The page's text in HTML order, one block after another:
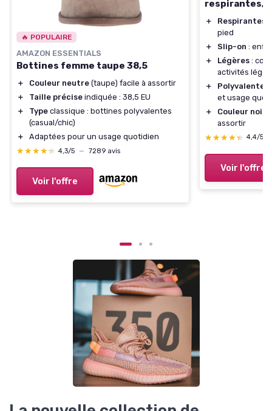
🔥 POPULAIRE
AMAZON ESSENTIALS
Bottines femme taupe 38,5
＋ Couleur neutre (taupe) facile à assortir
＋
Taille précise indiquée : 38,5 EU
＋
Type classique : bottines polyvalentes
(casual/chic)
＋
Adaptées pour un usage quotidien
★★★★★
★★★★★ 4,3/5 — 7289 avis
Voir l'offre
respirantes,
＋ Respirantes
pied
＋
Slip-on :
＋
Légères :
activités
＋
Polyvalentes
et usage
＋
Couleur noire
assortir
★★★★★
★★★★★ 4,4/5
Voir l'offre